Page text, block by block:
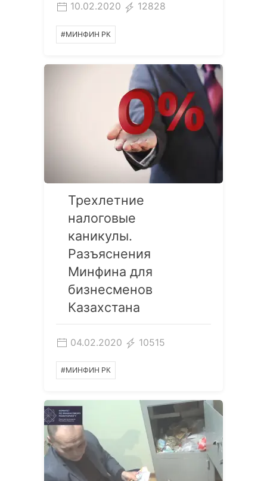
10.02.2020 12828
#МИНФИН РК
Трехлетние
налоговые
каникулы.
Разъяснения
Минфина для
бизнесменов
Казахстана
04.02.2020 10515
#МИНФИН РК